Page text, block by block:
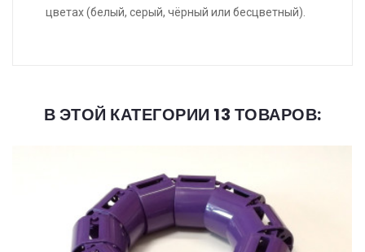
цветах (белый, серый, чёрный или бесцветный).
В ЭТОЙ КАТЕГОРИИ 13 ТОВАРОВ: